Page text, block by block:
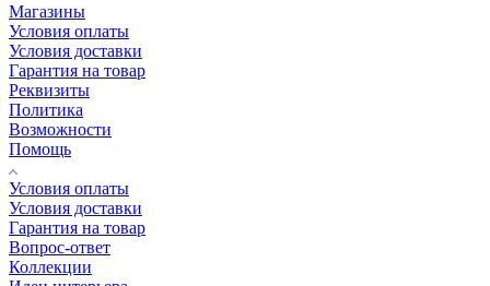
Магазины
Условия оплаты
Условия доставки
Гарантия на товар
Реквизиты
Политика
Возможности
Помощь
Условия оплаты
Условия доставки
Гарантия на товар
Вопрос-ответ
Коллекции